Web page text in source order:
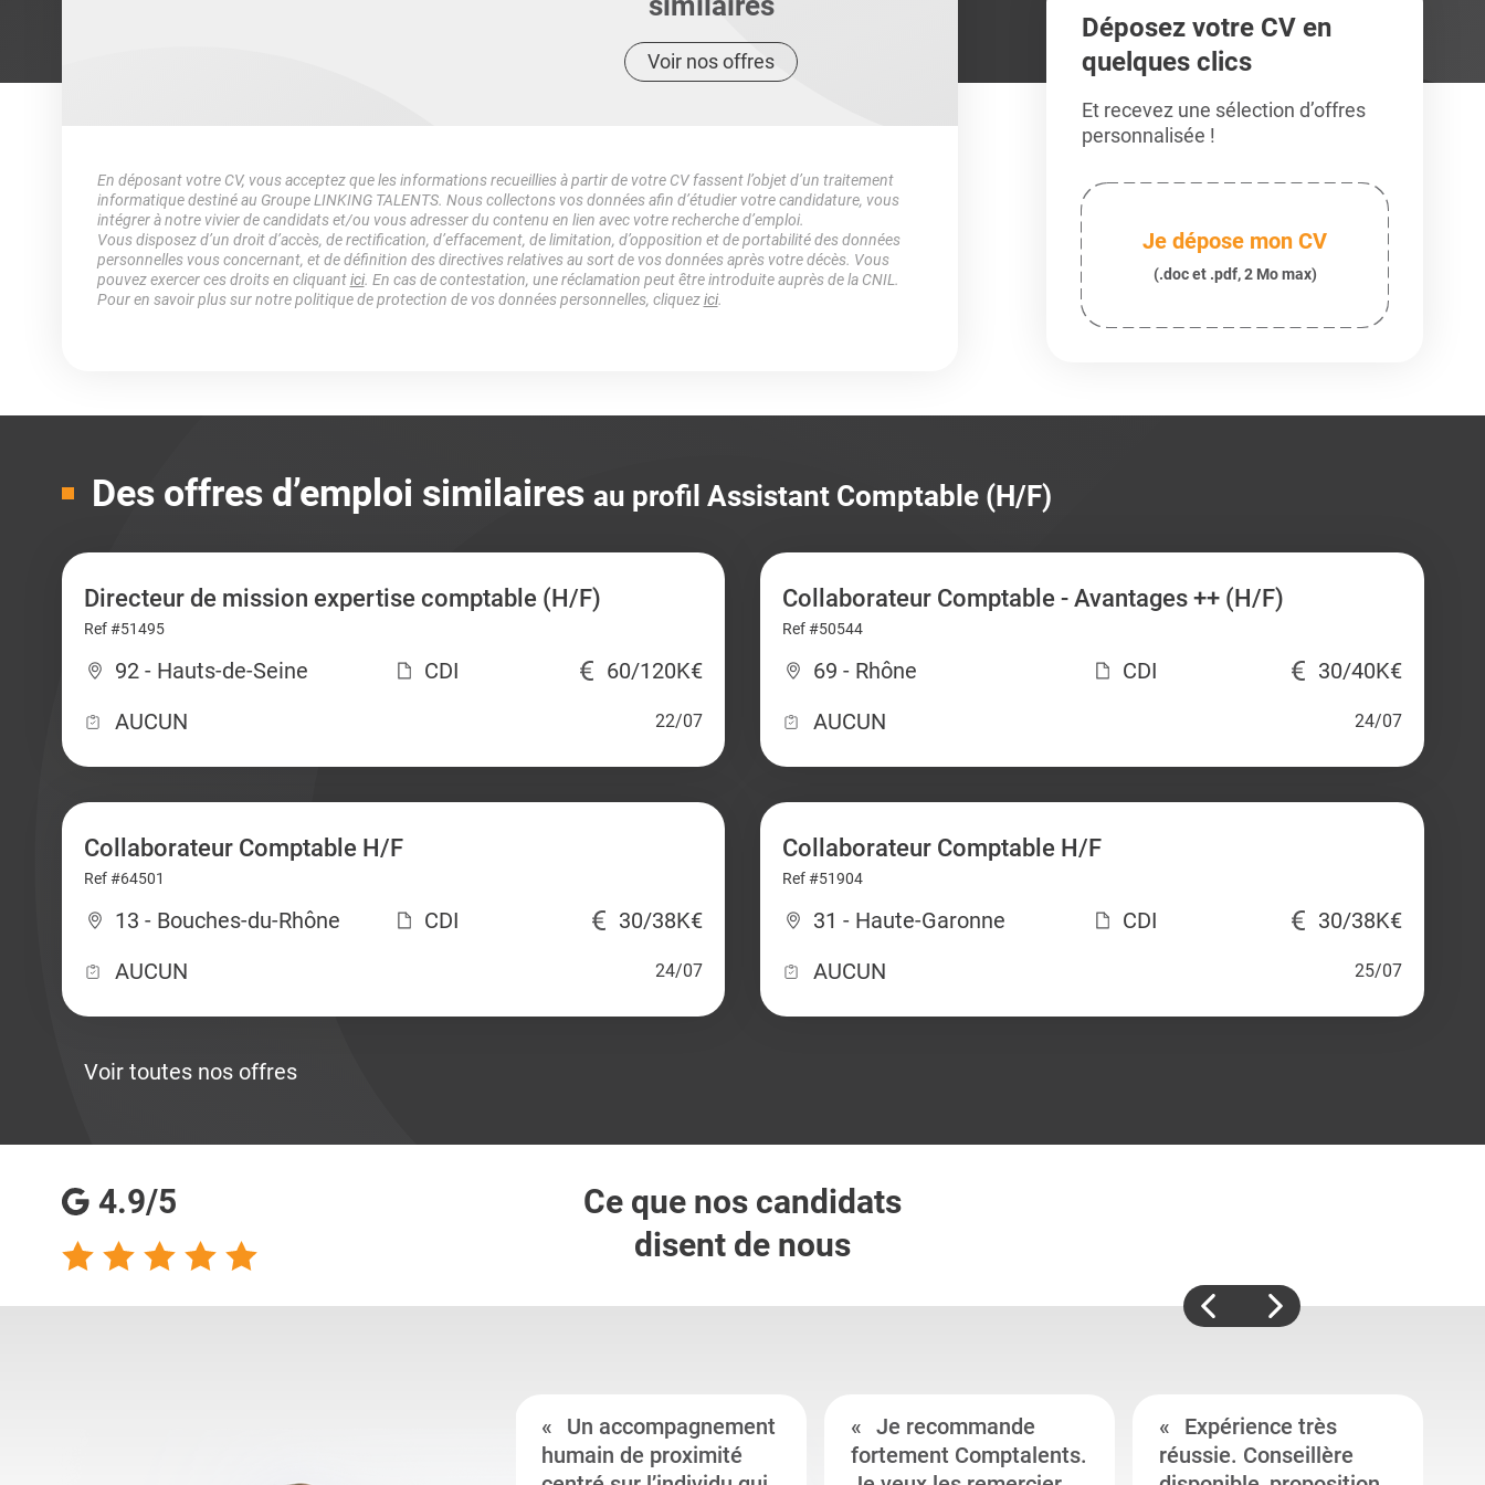
Voir nos offres
En déposant votre CV, vous acceptez que les informations recueillies à partir de votre CV fassent l’objet d’un traitement
informatique destiné au Groupe LINKING TALENTS. Nous collectons vos données afin d’étudier votre candidature, vous
intégrer à notre vivier de candidats et/ou vous adresser du contenu en lien avec votre recherche d’emploi.
Vous disposez d’un droit d’accès, de rectification, d’effacement, de limitation, d’opposition et de portabilité des données
personnelles vous concernant, et de définition des directives relatives au sort de vos données après votre décès. Vous
pouvez exercer ces droits en cliquantici. En cas de contestation, une réclamation peut être introduite auprès de la CNIL.
Pour en savoir plus sur notre politique de protection de vos données personnelles, cliquezici.
Déposez votre CV en
quelques clics
Et recevez une sélection d’offres
personnalisée !
Je dépose mon CV
(.doc et .pdf, 2 Mo max)
Des offres d’emploi similaires au profil Assistant Comptable (H/F)
Directeur de mission expertise comptable (H/F)
Ref #51495
92 - Hauts-de-Seine CDI
60/120K€
AUCUN
22/07
Collaborateur Comptable - Avantages ++ (H/F)
Ref #50544
69 - Rhône CDI
30/40K€
AUCUN
24/07
Collaborateur Comptable H/F
Ref #64501
13 - Bouches-du-Rhône CDI
30/38K€
AUCUN
24/07
Collaborateur Comptable H/F
Ref #51904
31 - Haute-Garonne CDI
30/38K€
AUCUN
25/07
Voir toutes nos offres
4.9/5
Ce que nos candidats
disent de nous
Un accompagnement
humain de proximité
Je recommande
fortement Comptalents.
Expérience très
réussie. Conseillère